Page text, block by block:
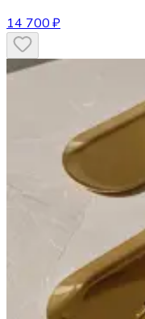
14 700 ₽